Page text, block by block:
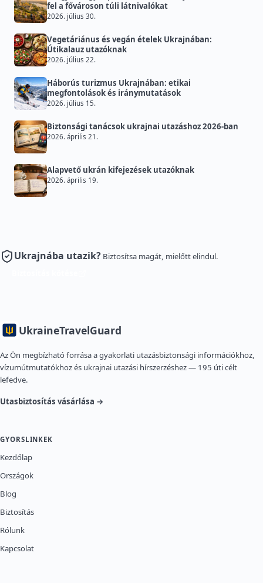
fel a fővároson túli látnivalókat
2026. július 30.
Vegetáriánus és vegán ételek Ukrajnában:
Útikalauz utazóknak
2026. július 22.
Háborús turizmus Ukrajnában: etikai
megfontolások és iránymutatások
2026. július 15.
Biztonsági tanácsok ukrajnai utazáshoz 2026-ban
2026. április 21.
Alapvető ukrán kifejezések utazóknak
2026. április 19.
Ukrajnába utazik? Biztosítsa magát, mielőtt elindul.
UkraineTravelGuard
Az Ön megbízható forrása a gyakorlati utazásbiztonsági információkhoz,
vízumútmutatókhoz és ukrajnai utazási hírszerzéshez — 195 úti célt
lefedve.
Utasbiztosítás vásárlása →
GYORSLINKEK
Kezdőlap
Országok
Blog
Biztosítás
Rólunk
Kapcsolat